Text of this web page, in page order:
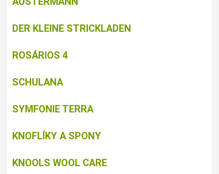
DER KLEINE STRICKLADEN
ROSÁRIOS 4
SCHULANA
SYMFONIE TERRA
KNOFLÍKY A SPONY
KNOOLS WOOL CARE